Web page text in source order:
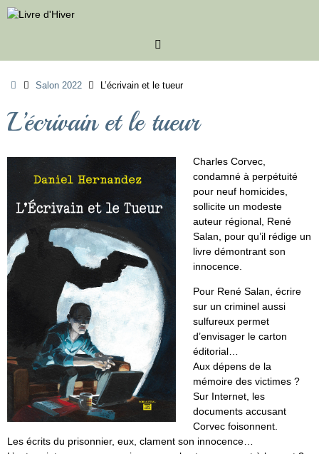
Passer
au
AccueilSalon 2022 L’écrivain et le tueur
L’écrivain et le tueur
Charles Corvec,
condamné à perpétuité
pour neuf homicides,
sollicite un modeste
auteur régional, René
Salan, pour qu’il rédige un
livre démontrant son
innocence.
Pour René Salan, écrire
sur un criminel aussi
sulfureux permet
d’envisager le carton
éditorial…
Aux dépens de la
mémoire des victimes ?
Sur Internet, les
documents accusant
Corvec foisonnent.
Les écrits du prisonnier, eux, clament son innocence…